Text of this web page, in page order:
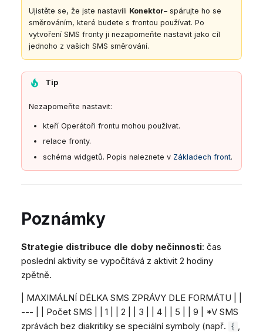
Ujistěte se, že jste nastavili Konektor– spárujte ho se
směrováním, které budete s frontou používat. Po
vytvoření SMS fronty ji nezapomeňte nastavit jako cíl
jednoho z vašich SMS směrování.
Tip
Nezapomeňte nastavit:
kteří Operátoři frontu mohou používat.
relace fronty.
schéma widgetů. Popis naleznete v Základech front.
Poznámky
Strategie distribuce dle doby nečinnosti: čas
poslední aktivity se vypočítává z aktivit 2 hodiny
zpětně.
| MAXIMÁLNÍ DÉLKA SMS ZPRÁVY DLE FORMÁTU | |
--- | | Počet SMS | | 1 | | 2 | | 3 | | 4 | | 5 | | 9 | *V SMS
zprávách bez diakritiky se speciální symboly (např. { ,